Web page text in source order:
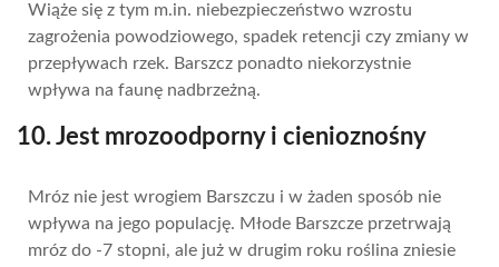
Wiąże się z tym m.in. niebezpieczeństwo wzrostu
zagrożenia powodziowego, spadek retencji czy zmiany w
przepływach rzek. Barszcz ponadto niekorzystnie
wpływa na faunę nadbrzeżną.
10. Jest mrozoodporny i cienioznośny
Mróz nie jest wrogiem Barszczu i w żaden sposób nie
wpływa na jego populację. Młode Barszcze przetrwają
mróz do -7 stopni, ale już w drugim roku roślina zniesie